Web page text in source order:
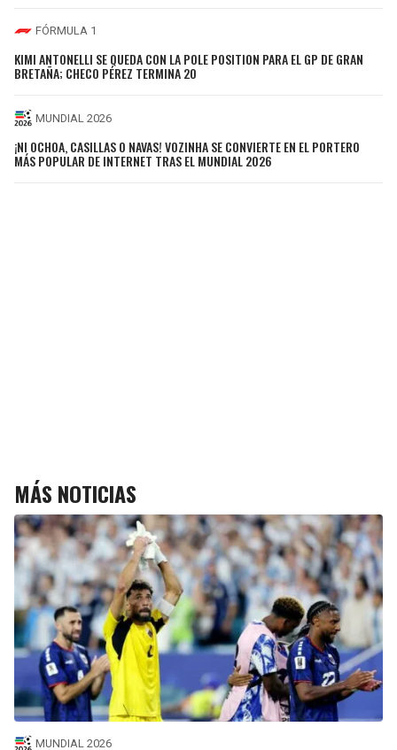
FÓRMULA 1
KIMI ANTONELLI SE QUEDA CON LA POLE POSITION PARA EL GP DE GRAN
BRETAÑA; CHECO PÉREZ TERMINA 20
MUNDIAL 2026
¡NI OCHOA, CASILLAS O NAVAS! VOZINHA SE CONVIERTE EN EL PORTERO
MÁS POPULAR DE INTERNET TRAS EL MUNDIAL 2026
MÁS NOTICIAS
MUNDIAL 2026